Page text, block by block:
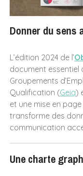
Donner du sens
L’édition 2024 de l’
document essentiel
Groupements
Qualification (Geiq)
et une mise en
transforme des
communication
Une charte